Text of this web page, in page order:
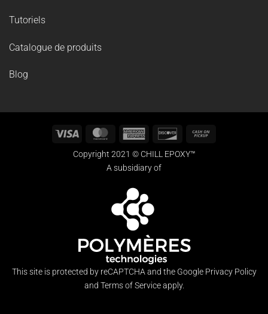
Tutoriels
Catalogue de produits
Blog
Visa MasterCardAmerican
Discover
Copyright 2021 © CHILL EPOXY™
A subsidiary of
This site is protected by reCAPTCHA and the Google Privacy Policy
and Terms of Serviceapply.